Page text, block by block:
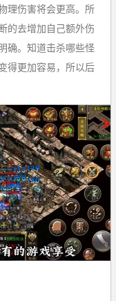
理伤害将会更高。所
的去增加自己额外伤
确。知道击杀哪些怪
得更加容易，所以后